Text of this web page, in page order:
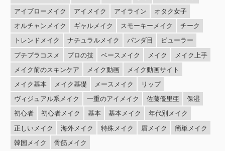
アイブローメイク
アイメイク アイライン
オタク女子
オルチャンメイク
ギャルメイク スモーキーメイク
チーク
トレンドメイク
ナチュラルメイク パンダ目
ビューラー
プチプラコスメ
プロの技 ベースメイク メイク
メイク上手
メイク前のスキンケア
メイク動画
メイク動画サイト
メイク基本
メイク基礎 メースメイク
リップ
ヴィジュアル系メイク
一重のアイメイク 佐藤優里亜
保湿
初心者
初心者メイク 基本 基本メイク
年代別メイク
正しいメイク
海外メイク 特殊メイク 眉メイク
簡単メイク
韓国メイク
骨筋メイク